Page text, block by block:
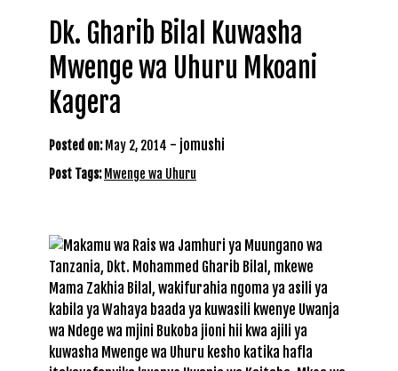
Dk. Gharib Bilal Kuwasha
Mwenge wa Uhuru Mkoani
Kagera
Posted on: May 2, 2014 - jomushi
Post Tags: Mwenge wa Uhuru